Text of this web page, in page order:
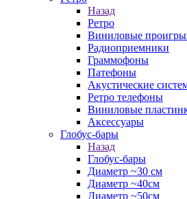
Назад
Ретро
Виниловые
Радиоприемники
Граммофоны
Патефоны
Акустические
Ретро телефоны
Виниловые
Аксессуары
Глобус-бары
Назад
Глобус-бары
Диаметр ~30 см
Диаметр ~40см
Диаметр ~50см